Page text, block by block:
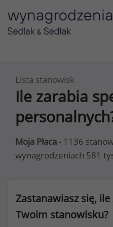
Lista stanowisk
Ile zarabia
Moja Płaca - 1136
wynagrodzeniach 581
Zastanawiasz się,
Twoim stanowisku?